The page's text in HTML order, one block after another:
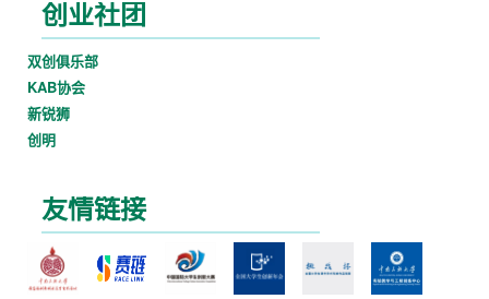
创业社团
双创俱乐部
KAB协会
新锐狮
创明
友情链接